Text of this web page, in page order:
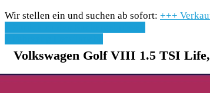
Wir stellen ein und suchen ab sofort: +++
Volkswagen Golf VIII 1.5 TSI